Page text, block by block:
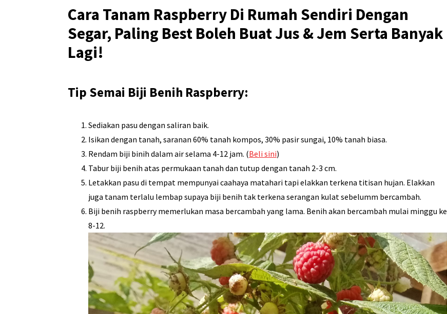
Cara Tanam Raspberry Di Rumah Sendiri Dengan
Segar, Paling Best Boleh Buat Jus & Jem Serta Banyak
Lagi!
Tip Semai Biji Benih Raspberry:
Sediakan pasu dengan saliran baik.
Isikan dengan tanah, saranan 60% tanah kompos, 30% pasir sungai, 10% tanah biasa.
Rendam biji binih dalam air selama 4-12 jam. (Beli sini)
Tabur biji benih atas permukaan tanah dan tutup dengan tanah 2-3 cm.
Letakkan pasu di tempat mempunyai caahaya matahari tapi elakkan terkena titisan hujan. Elakkan
juga tanam terlalu lembap supaya biji benih tak terkena serangan kulat sebelumm bercambah.
Biji benih raspberry memerlukan masa bercambah yang lama. Benih akan bercambah mulai minggu ke
8-12.